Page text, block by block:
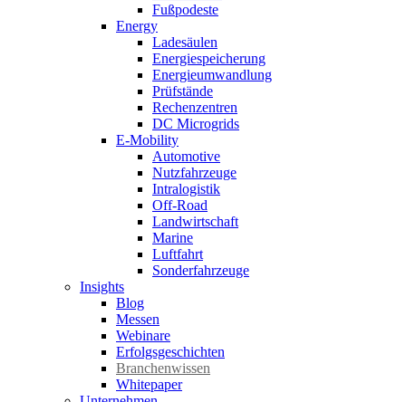
Fußpodeste
Energy
Ladesäulen
Energiespeicherung
Energieumwandlung
Prüfstände
Rechenzentren
DC Microgrids
E-Mobility
Automotive
Nutzfahrzeuge
Intralogistik
Off-Road
Landwirtschaft
Marine
Luftfahrt
Sonderfahrzeuge
Insights
Blog
Messen
Webinare
Erfolgsgeschichten
Branchenwissen
Whitepaper